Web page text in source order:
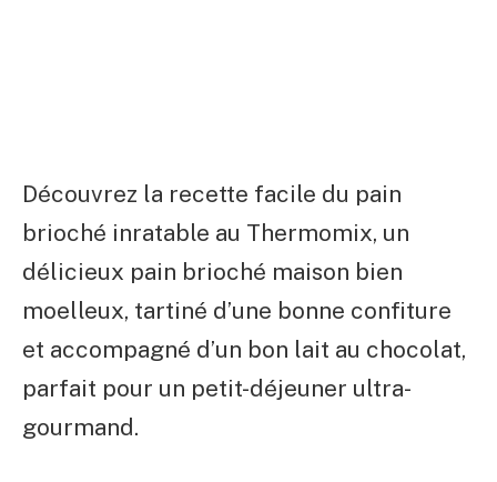
Découvrez la recette facile du pain
brioché inratable au Thermomix, un
délicieux pain brioché maison bien
moelleux, tartiné d’une bonne confiture
et accompagné d’un bon lait au chocolat,
parfait pour un petit-déjeuner ultra-
gourmand.